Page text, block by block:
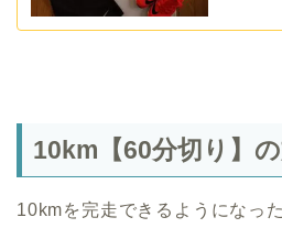
10km【60分切り】
10kmを完走できるようになっ